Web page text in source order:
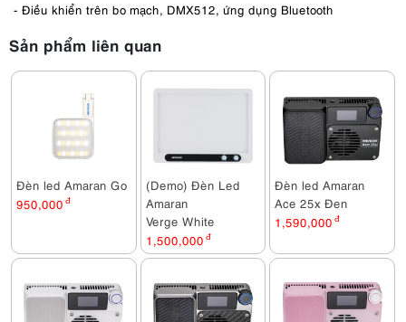
- Điều khiển trên bo mạch, DMX512, ứng dụng Bluetooth
Sản phẩm liên quan
Đèn led Amaran Go
950,000 đ
(Demo) Đèn Led
Amaran
Verge White
1,500,000 đ
Đèn led Amaran
Ace 25x Đen
1,590,000 đ